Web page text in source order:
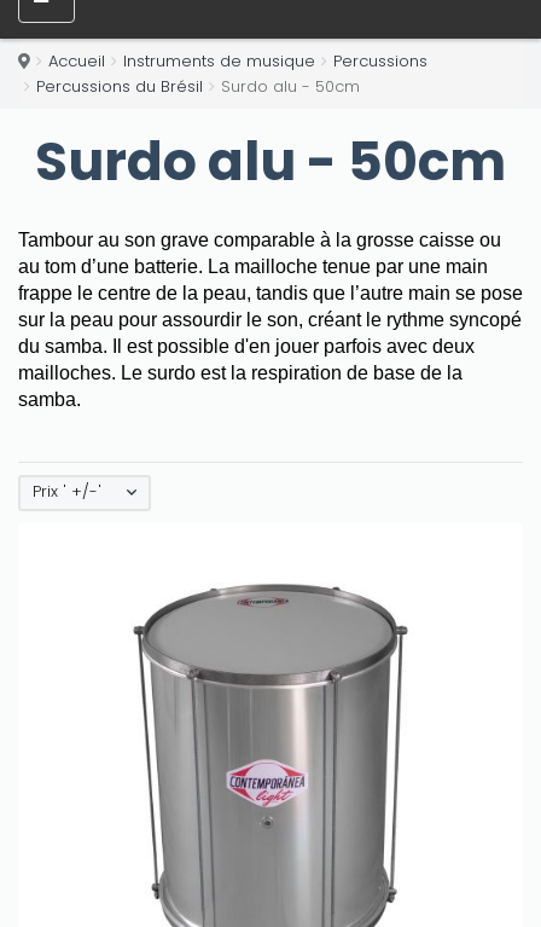
Accueil Instruments de musique
Percussions
Percussions du Brésil
Surdo alu - 50cm
Surdo alu - 50cm
Tambour au son grave comparable à la grosse caisse ou
au tom d’une batterie. La mailloche tenue par une main
frappe le centre de la peau, tandis que l’autre main se pose
sur la peau pour assourdir le son, créant le rythme syncopé
du samba. Il est possible d'en jouer parfois avec deux
mailloches. Le surdo est la respiration de base de la
samba.
Prix ' +/-'